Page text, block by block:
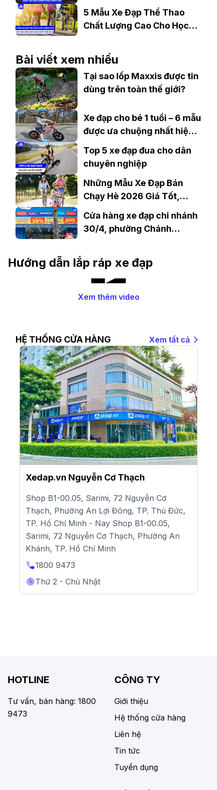
Chinh Phục Đỉnh Cao
5 Mẫu Xe Đạp Thể Thao
Chất Lượng Cao Cho Học
Bài viết xem nhiều
Tại sao lốp Maxxis được tin
dùng trên toàn thế giới?
Xe đạp cho bé 1 tuổi – 6 mẫu
được ưa chuộng nhất hiện
Top 5 xe đạp đua cho dân
chuyên nghiệp
Những Mẫu Xe Đạp Bán
Chạy Hè 2026 Giá Tốt,
Cửa hàng xe đạp chi nhánh
30/4, phường Chánh
Hướng dẫn lắp ráp xe đạp
Xem thêm video
HỆ THỐNG CỬA HÀNG Xem tất cả
Xedap.vn Nguyễn Cơ Thạch
Shop B1-00.05, Sarimi, 72 Nguyễn Cơ
Thạch, Phường An Lợi Đông, TP. Thủ Đức,
TP. Hồ Chí Minh - Nay Shop B1-00.05,
Sarimi, 72 Nguyễn Cơ Thạch, Phường An
Khánh, TP. Hồ Chí Minh
1800 9473
Thứ 2 - Chủ Nhật
HOTLINE
Tư vấn, bán hàng: 1800
9473
CÔNG TY
Giới thiệu
Hệ thống cửa hàng
Liên hệ
Tin tức
Tuyển dụng